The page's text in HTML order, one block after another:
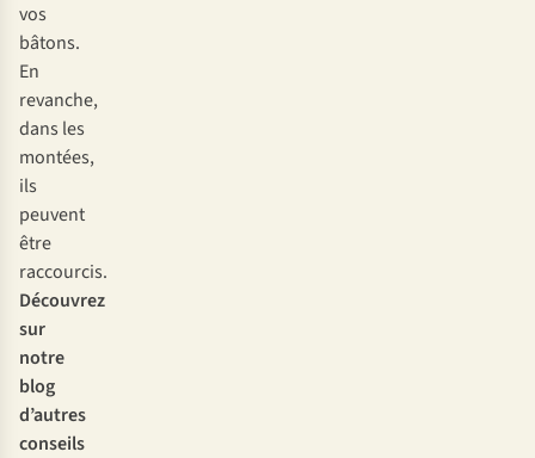
vos
bâtons.
En
revanche,
dans les
montées,
ils
peuvent
être
raccourcis.
Découvrez
sur
notre
blog
d’autres
conseils